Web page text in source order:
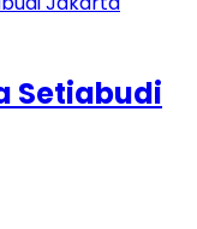
Setiabudi